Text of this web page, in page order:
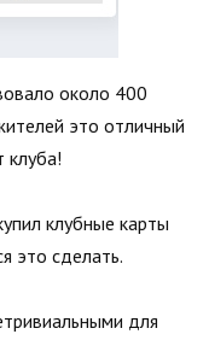
около 400
это отличный
клуба!
клубные карты
это сделать.
для